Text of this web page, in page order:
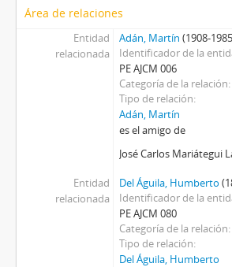
Área de relaciones
Entidad
relacionada
Adán, Martín (1908-
Identificador de la
PE AJCM 006
Categoría de la relación
Tipo de relación
Adán, Martín
es el amigo de
José Carlos Mariátegui
Entidad
relacionada
Del Águila, Humberto
Identificador de la
PE AJCM 080
Categoría de la relación
Tipo de relación
Del Águila, Humberto